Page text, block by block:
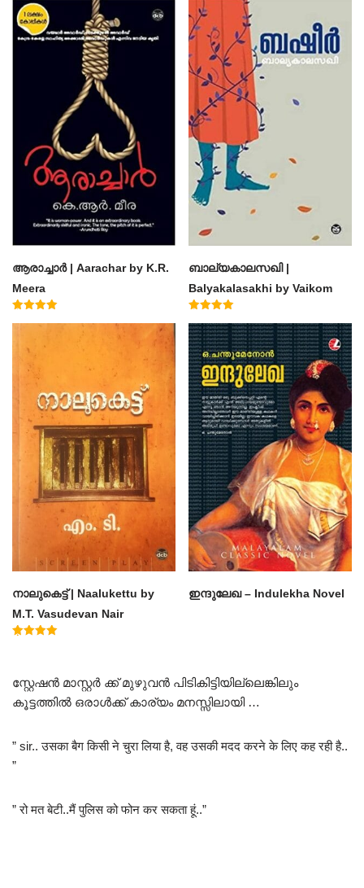
ആരാച്ചാര്‍ | Aarachar by K.R.
Meera
ബാല്യകാലസഖി |
Balyakalasakhi by Vaikom
Muhammad Basheer
4.60
out of 5
നാലുകെട്ട് | Naalukettu by
M.T. Vasudevan Nair
ഇന്ദുലേഖ – Indulekha Novel
സ്റ്റേഷൻ മാസ്റ്റർ ക്ക് മുഴുവൻ പിടികിട്ടിയില്ലെങ്കിലും
കൂട്ടത്തിൽ ഒരാൾക്ക് കാര്യം മനസ്സിലായി …
” sir.. उसका बैग किसी ने चुरा लिया है, वह उसकी मदद करने के लिए कह रही है..
”
” रो मत बेटी..मैं पुलिस को फोन कर सकता हूं..”